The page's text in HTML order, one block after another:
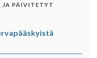
JA PÄIVITETYT